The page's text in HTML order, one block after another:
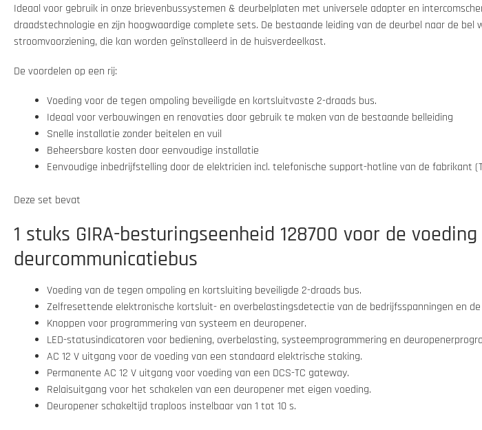
Ideaal voor gebruik in onze brievenbussystemen & deurbelplaten met universele adapter en
draadstechnologie en zijn hoogwaardige complete sets. De bestaande leiding van de deurbel naar de
stroomvoorziening, die kan worden geïnstalleerd in de huisverdeelkast.
De voordelen op een rij:
Voeding voor de tegen ompoling beveiligde en kortsluitvaste 2-draads bus.
Ideaal voor verbouwingen en renovaties door gebruik te maken van de bestaande belleiding
Snelle installatie zonder beitelen en vuil
Beheersbare kosten door eenvoudige installatie
Eenvoudige inbedrijfstelling door de elektricien incl. telefonische support-hotline van de fabrikant
Deze set bevat
1 stuks GIRA-besturingseenheid 128700 voor de
deurcommunicatiebus
Voeding van de tegen ompoling en kortsluiting beveiligde 2-draads bus.
Zelfresettende elektronische kortsluit- en overbelastingsdetectie van de bedrijfsspanningen en
Knoppen voor programmering van systeem en deuropener.
LED-statusindicatoren voor bediening, overbelasting, systeemprogrammering en
AC 12 V uitgang voor de voeding van een standaard elektrische staking.
Permanente AC 12 V uitgang voor voeding van een DCS-TC gateway.
Relaisuitgang voor het schakelen van een deuropener met eigen voeding.
Deuropener schakeltijd traploos instelbaar van 1 tot 10 s.